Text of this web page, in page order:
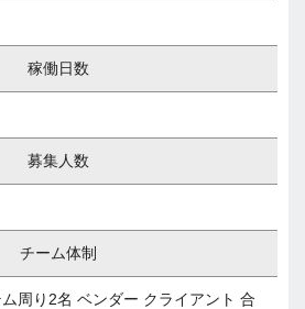
稼働日数
募集人数
チーム体制
周り2名 ベンダー クライアント 合